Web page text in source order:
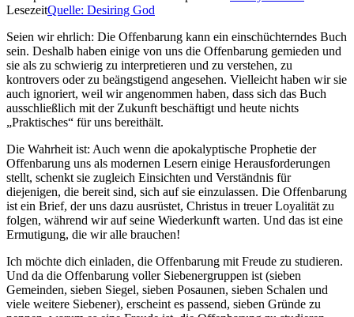
LesezeitQuelle: Desiring God
Seien wir ehrlich: Die Offenbarung kann ein einschüchterndes Buch
sein. Deshalb haben einige von uns die Offenbarung gemieden und
sie als zu schwierig zu interpretieren und zu verstehen, zu
kontrovers oder zu beängstigend angesehen. Vielleicht haben wir sie
auch ignoriert, weil wir angenommen haben, dass sich das Buch
ausschließlich mit der Zukunft beschäftigt und heute nichts
„Praktisches“ für uns bereithält.
Die Wahrheit ist: Auch wenn die apokalyptische Prophetie der
Offenbarung uns als modernen Lesern einige Herausforderungen
stellt, schenkt sie zugleich Einsichten und Verständnis für
diejenigen, die bereit sind, sich auf sie einzulassen. Die Offenbarung
ist ein Brief, der uns dazu ausrüstet, Christus in treuer Loyalität zu
folgen, während wir auf seine Wiederkunft warten. Und das ist eine
Ermutigung, die wir alle brauchen!
Ich möchte dich einladen, die Offenbarung mit Freude zu studieren.
Und da die Offenbarung voller Siebenergruppen ist (sieben
Gemeinden, sieben Siegel, sieben Posaunen, sieben Schalen und
viele weitere Siebener), erscheint es passend, sieben Gründe zu